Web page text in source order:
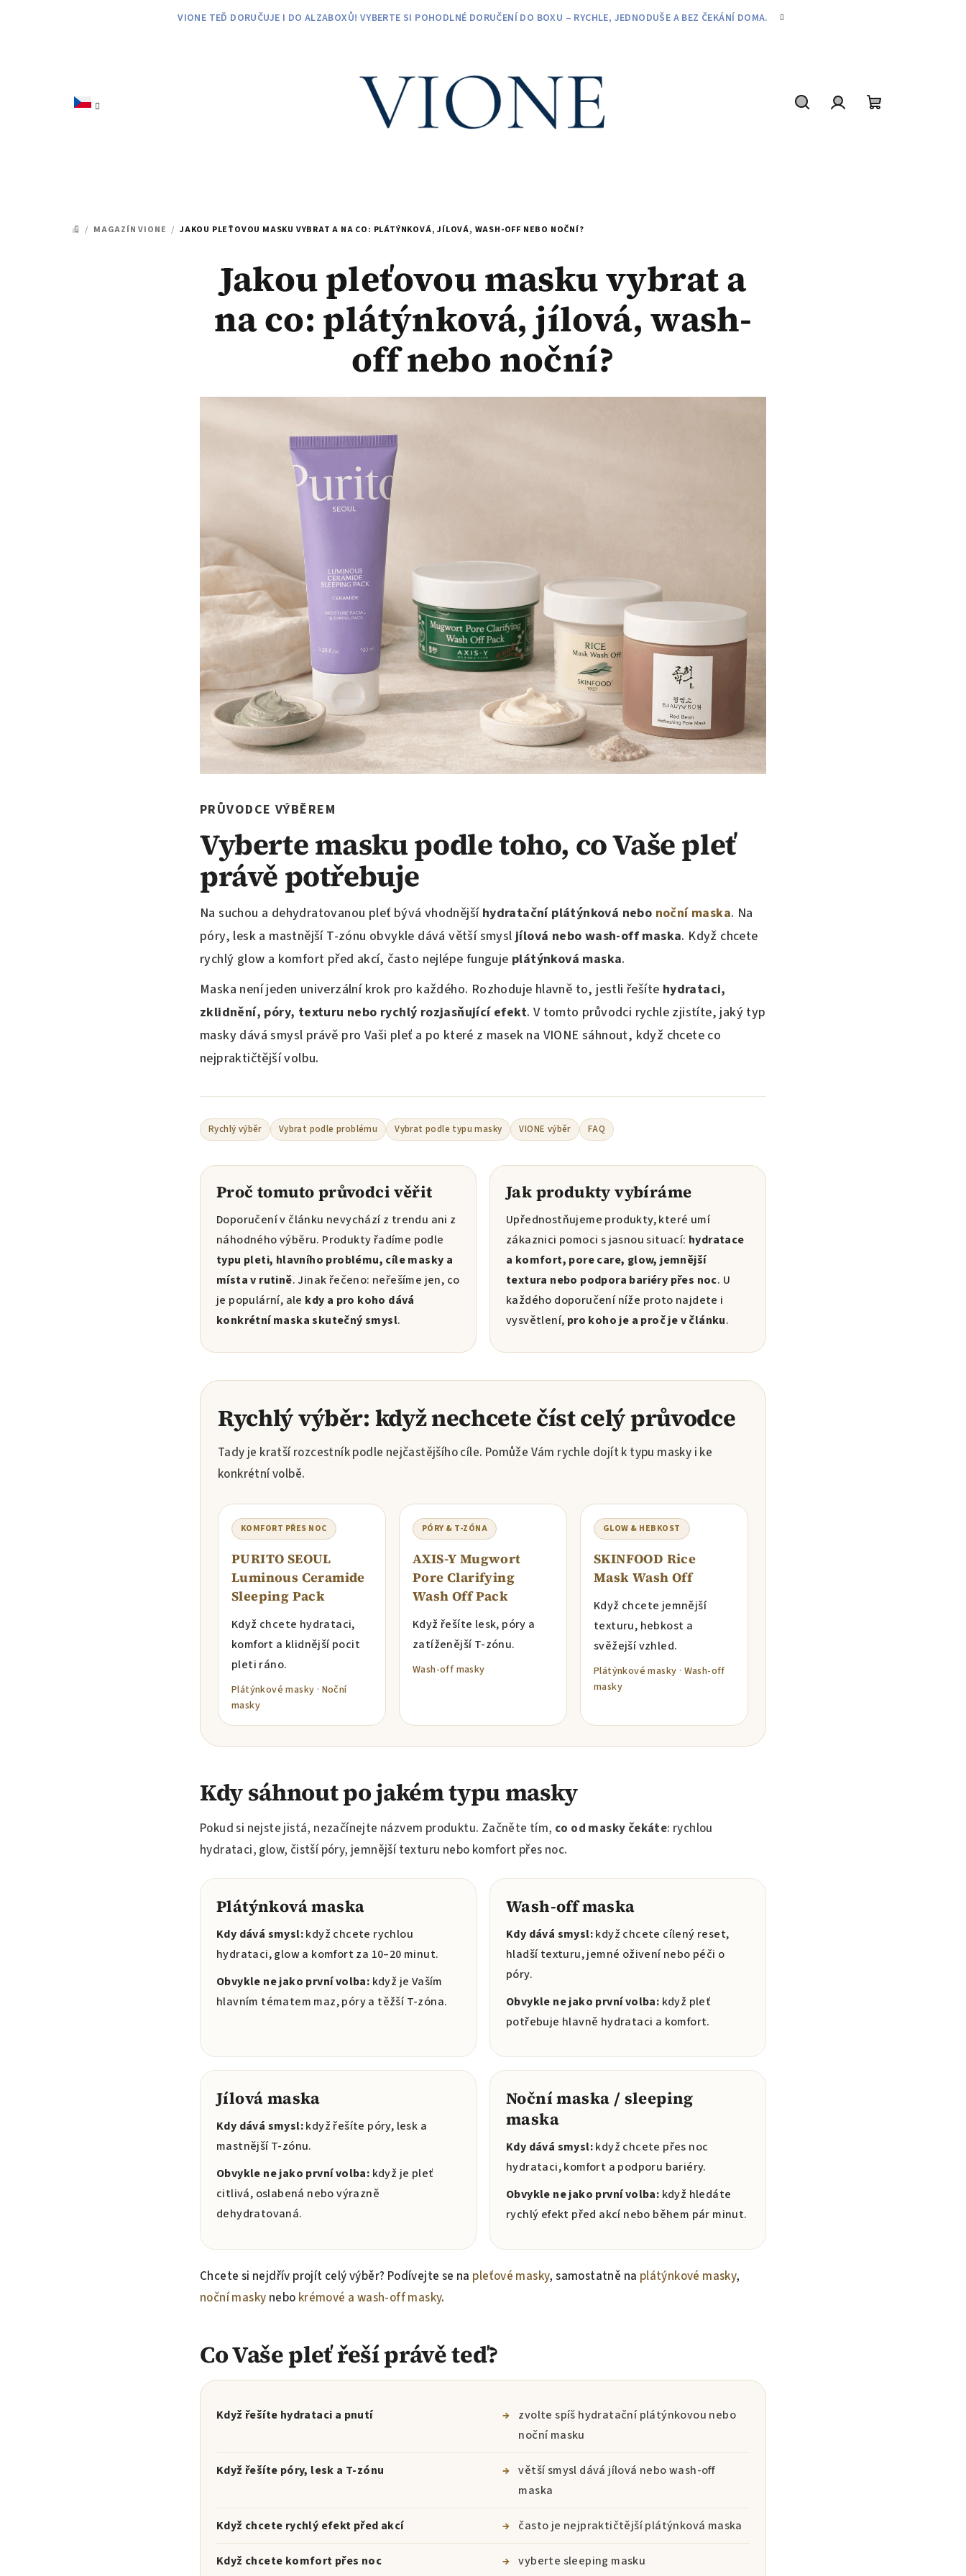
VIONE TEĎ DORUČUJE I DO ALZABOXŮ! VYBERTE SI POHODLNÉ DORUČENÍ DO BOXU – RYCHLE, JEDNODUŠE A BEZ ČEKÁNÍ DOMA.
DOMŮ
/ MAGAZÍN VIONE / JAKOU PLEŤOVOU MASKU VYBRAT A NA CO: PLÁTÝNKOVÁ, JÍLOVÁ, WASH-OFF NEBO NOČNÍ?
Jakou pleťovou masku vybrat a
na co: plátýnková, jílová, wash-
off nebo noční?
PRŮVODCE VÝBĚREM
Vyberte masku podle toho, co Vaše pleť
právě potřebuje
Na suchou a dehydratovanou pleť bývá vhodnější hydratační plátýnková nebo noční maska. Na
póry, lesk a mastnější T-zónu obvykle dává větší smysljílová nebo wash-off maska. Když chcete
rychlý glow a komfort před akcí, často nejlépe funguje plátýnková maska.
Maska není jeden univerzální krok pro každého. Rozhoduje hlavně to, jestli řešíte hydrataci,
zklidnění, póry, texturu nebo rychlý rozjasňující efekt. V tomto průvodci rychle zjistíte, jaký typ
masky dává smysl právě pro Vaši pleť a po které z masek na VIONE sáhnout, když chcete co
nejpraktičtější volbu.
Rychlý výběr Vybrat podle problému Vybrat podle typu masky VIONE výběr FAQ
Proč tomuto průvodci věřit
Doporučení v článku nevychází z trendu ani z
náhodného výběru. Produkty řadíme podle
typu pleti, hlavního problému, cíle masky a
místa v rutině. Jinak řečeno: neřešíme jen, co
je populární, ale kdy a pro koho dává
konkrétní maska skutečný smysl.
Jak produkty vybíráme
Upřednostňujeme produkty, které umí
zákaznici pomoci s jasnou situací: hydratace
a komfort, pore care, glow, jemnější
textura nebo podpora bariéry přes noc. U
každého doporučení níže proto najdete i
vysvětlení, pro koho je a proč je v článku.
Rychlý výběr: když nechcete číst celý průvodce
Tady je kratší rozcestník podle nejčastějšího cíle. Pomůže Vám rychle dojít k typu masky i ke
konkrétní volbě.
KOMFORT PŘES NOC
PURITO SEOUL
Luminous Ceramide
Sleeping Pack
Když chcete hydrataci,
komfort a klidnější pocit
pleti ráno.
Plátýnkové masky · Noční
masky
PÓRY & T-ZÓNA
AXIS-Y Mugwort
Pore Clarifying
Wash Off Pack
Když řešíte lesk, póry a
zatíženější T-zónu.
Wash-off masky
GLOW & HEBKOST
SKINFOOD Rice
Mask Wash Off
Když chcete jemnější
texturu, hebkost a
svěžejší vzhled.
Plátýnkové masky · Wash-off
masky
Kdy sáhnout po jakém typu masky
Pokud si nejste jistá, nezačínejte názvem produktu. Začněte tím, co od masky čekáte: rychlou
hydrataci, glow, čistší póry, jemnější texturu nebo komfort přes noc.
Plátýnková maska
Kdy dává smysl:když chcete rychlou
hydrataci, glow a komfort za 10–20 minut.
Obvykle ne jako první volba: když je Vaším
hlavním tématem maz, póry a těžší T-zóna.
Wash-off maska
Kdy dává smysl:když chcete cílený reset,
hladší texturu, jemné oživení nebo péči o
póry.
Obvykle ne jako první volba: když pleť
potřebuje hlavně hydrataci a komfort.
Jílová maska
Kdy dává smysl:když řešíte póry, lesk a
mastnější T-zónu.
Obvykle ne jako první volba: když je pleť
citlivá, oslabená nebo výrazně
dehydratovaná.
Noční maska / sleeping
maska
Kdy dává smysl:když chcete přes noc
hydrataci, komfort a podporu bariéry.
Obvykle ne jako první volba: když hledáte
rychlý efekt před akcí nebo během pár minut.
Chcete si nejdřív projít celý výběr? Podívejte se na pleťové masky, samostatně na plátýnkové masky,
noční masky nebo krémové a wash-off masky.
Co Vaše pleť řeší právě teď?
Když řešíte hydrataci a pnutí → zvolte spíš hydratační plátýnkovou nebo
noční masku
Když řešíte póry, lesk a T-zónu → větší smysl dává jílová nebo wash-off
maska
Když chcete rychlý efekt před akcí → často je nejpraktičtější plátýnková maska
Když chcete komfort přes noc → vyberte sleeping masku